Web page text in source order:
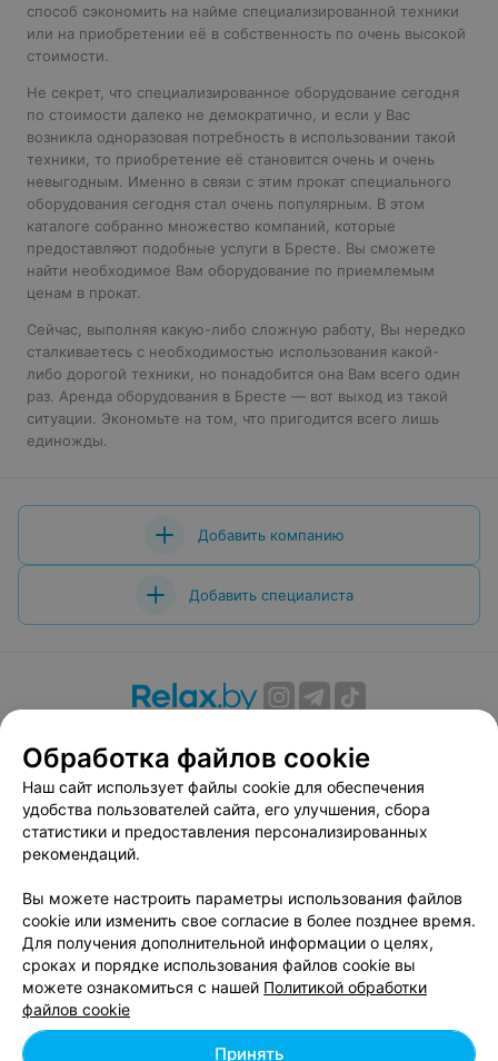
способ сэкономить на найме специализированной техники
или на приобретении её в собственность по очень высокой
стоимости.
Не секрет, что специализированное оборудование сегодня
по стоимости далеко не демократично, и если у Вас
возникла одноразовая потребность в использовании такой
техники, то приобретение её становится очень и очень
невыгодным. Именно в связи с этим прокат специального
оборудования сегодня стал очень популярным. В этом
каталоге собранно множество компаний, которые
предоставляют подобные услуги в Бресте. Вы сможете
найти необходимое Вам оборудование по приемлемым
ценам в прокат.
Сейчас, выполняя какую-либо сложную работу, Вы нередко
сталкиваетесь с необходимостью использования какой-
либо дорогой техники, но понадобится она Вам всего один
раз. Аренда оборудования в Бресте — вот выход из такой
ситуации. Экономьте на том, что пригодится всего лишь
единожды.
Добавить компанию
Добавить специалиста
Вакансии
Публичный договор
Способы оплаты
Публичный договор по использованию сервиса
«Афиша»
Пользовательское соглашение
Связаться по вопросам сотрудничества
Написать руководителю relax.by
Персональные настройки cookie
Обработка персональных данных
Обработка файлов cookie
Наш сайт использует файлы cookie для обеспечения
удобства пользователей сайта, его улучшения, сбора
статистики и предоставления персонализированных
рекомендаций.
Вы можете настроить параметры использования файлов
cookie или изменить свое согласие в более позднее время.
Для получения дополнительной информации о целях,
сроках и порядке использования файлов cookie вы
можете ознакомиться с нашей Политикой обработки
файлов cookie
Принять